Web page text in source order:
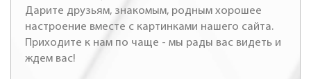
Дарите друзьям, знакомым, родным хорошее
настроение вместе с картинками нашего сайта.
Приходите к нам по чаще - мы рады вас видеть и
ждем вас!